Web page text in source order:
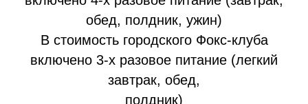
обед, полдник, ужин)
В стоимость городского Фокс-клуба
включено 3-х разовое питание (легкий
завтрак, обед,
полдник)